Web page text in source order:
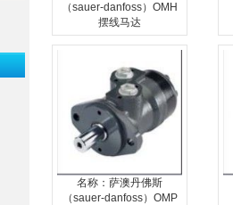
（sauer-danfoss）OMH
摆线马达
名称：萨澳丹佛斯
（sauer-danfoss）OMP